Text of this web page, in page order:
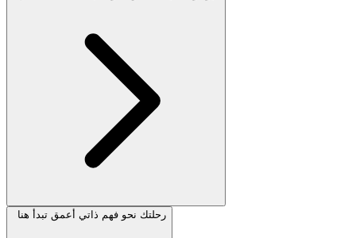
رحلتك نحو فهم ذاتي أعمق تبدأ هنا